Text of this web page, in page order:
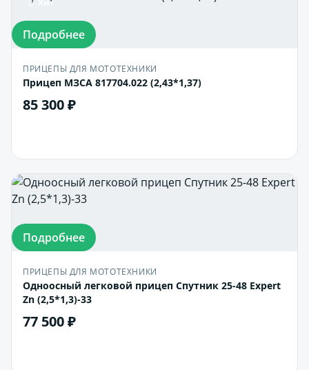
Хит
Подробнее
ПРИЦЕПЫ ДЛЯ МОТОТЕХНИКИ
Прицеп МЗСА 817704.022 (2,43*1,37)
85 300 ₽
Подробнее
ПРИЦЕПЫ ДЛЯ МОТОТЕХНИКИ
Одноосный легковой прицеп Спутник 25-48 Expert
Zn (2,5*1,3)-33
77 500 ₽